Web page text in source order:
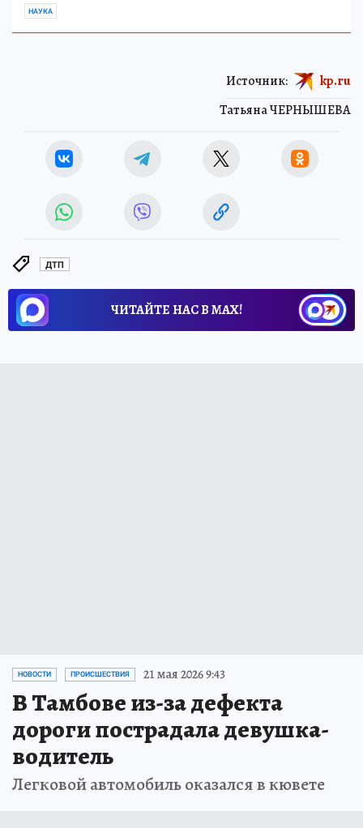
НАУКА
Татьяна ЧЕРНЫШЕВА
Источник: kp.ru
ДТП
ЧИТАЙТЕ НАС В МАХ!
НОВОСТИ ПРОИСШЕСТВИЯ 21 мая 2026 9:43
В Тамбове из-за дефекта
дороги пострадала девушка-
водитель
Легковой автомобиль оказался в кювете